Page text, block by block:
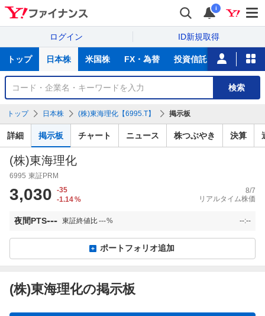
i
ログイン ID新規取得
サ
トップ 日本株 米国株 FX・為替 投資信託 ニュース
銘
検
索
検索
トップ 日本株 (株)東海理化【6995.T】 掲示板
詳細 掲示板 チャート ニュース 株つぶやき 決算
(株)東海理化
6995 東証PRM
3,030
-35
-1.14%
8/7
リアルタイム株価
夜間PTS--- 東証終値比---% --:--
ポートフォリオ追加
(株)東海理化の掲示板